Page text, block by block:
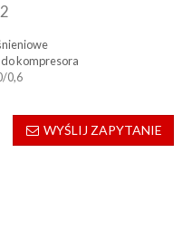
kompresora
0,6
WYŚLIJ ZAPYTANIE